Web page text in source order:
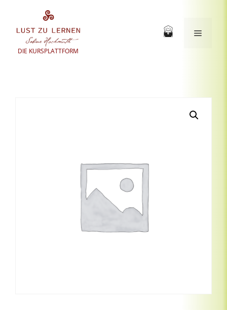
springen
DIE KURSPLATTFORM
Menü